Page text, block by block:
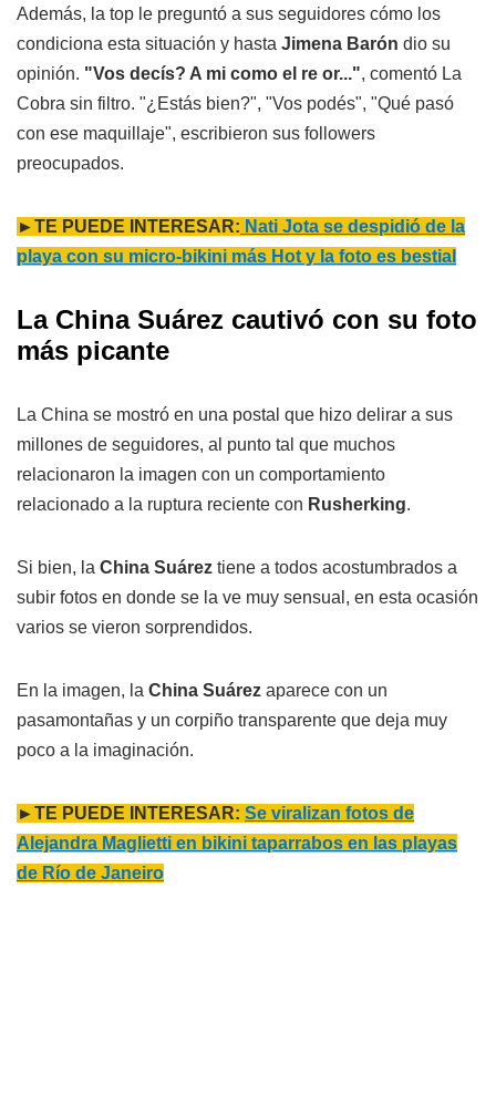
Además, la top le preguntó a sus seguidores cómo los
condiciona esta situación y hasta Jimena Barón dio su
opinión. "Vos decís? A mi como el re or...", comentó La
Cobra sin filtro. "¿Estás bien?", "Vos podés", "Qué pasó
con ese maquillaje", escribieron sus followers
preocupados.
►TE PUEDE INTERESAR: Nati Jota se despidió de la
playa con su micro-bikini más Hot y la foto es bestial
La China Suárez cautivó con su foto
más picante
La China se mostró en una postal que hizo delirar a sus
millones de seguidores, al punto tal que muchos
relacionaron la imagen con un comportamiento
relacionado a la ruptura reciente con Rusherking.
Si bien, la China Suárez tiene a todos acostumbrados a
subir fotos en donde se la ve muy sensual, en esta ocasión
varios se vieron sorprendidos.
En la imagen, la China Suárez aparece con un
pasamontañas y un corpiño transparente que deja muy
poco a la imaginación.
►TE PUEDE INTERESAR: Se viralizan fotos de
Alejandra Maglietti en bikini taparrabos en las playas
de Río de Janeiro